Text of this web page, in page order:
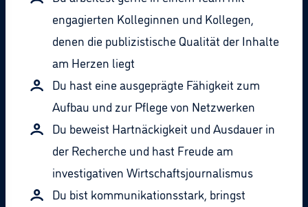
engagierten Kolleginnen und Kollegen,
denen die publizistische Qualität der Inhalte
am Herzen liegt
Du hast eine ausgeprägte Fähigkeit zum
Aufbau und zur Pflege von Netzwerken
Du beweist Hartnäckigkeit und Ausdauer in
der Recherche und hast Freude am
investigativen Wirtschaftsjournalismus
Du bist kommunikationsstark, bringst